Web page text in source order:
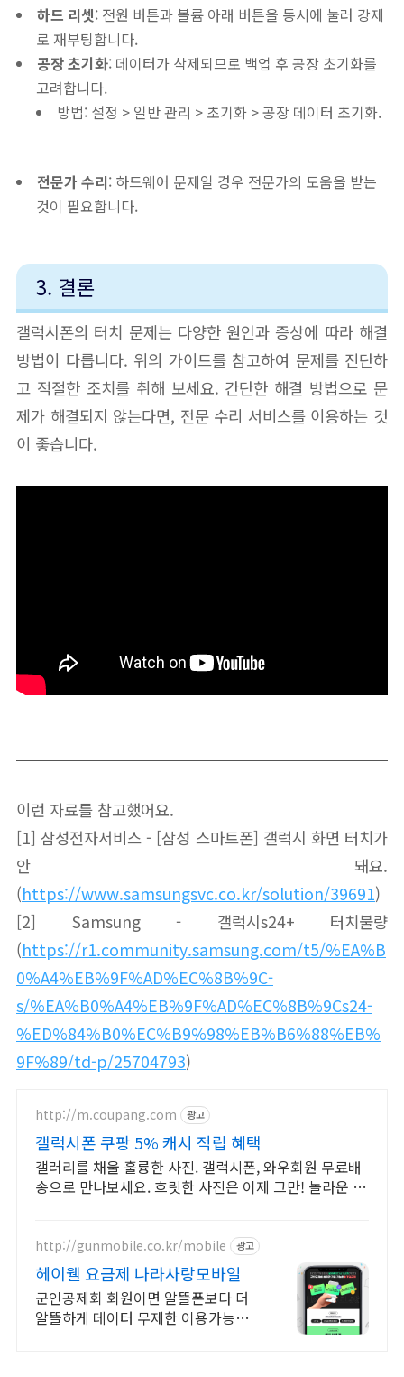
하드 리셋: 전원 버튼과 볼륨 아래 버튼을 동시에 눌러 강제
로 재부팅합니다.
공장 초기화: 데이터가 삭제되므로 백업 후 공장 초기화를
고려합니다.
방법: 설정 > 일반 관리 > 초기화 > 공장 데이터 초기화.
전문가 수리: 하드웨어 문제일 경우 전문가의 도움을 받는
것이 필요합니다.
3. 결론
갤럭시폰의 터치 문제는 다양한 원인과 증상에 따라 해결
방법이 다릅니다. 위의 가이드를 참고하여 문제를 진단하
고 적절한 조치를 취해 보세요. 간단한 해결 방법으로 문
제가 해결되지 않는다면, 전문 수리 서비스를 이용하는 것
이 좋습니다.
이런 자료를 참고했어요.
[1] 삼성전자서비스 - [삼성 스마트폰] 갤럭시 화면 터치가
안 돼요.
(https://www.samsungsvc.co.kr/solution/39691)
[2] Samsung - 갤럭시s24+ 터치불량
(https://r1.community.samsung.com/t5/%EA%B
0%A4%EB%9F%AD%EC%8B%9C-
s/%EA%B0%A4%EB%9F%AD%EC%8B%9Cs24-
%ED%84%B0%EC%B9%98%EB%B6%88%EB%
9F%89/td-p/25704793)
http://m.coupang.com 광고
갤럭시폰 쿠팡 5% 캐시 적립 혜택
갤러리를 채울 훌륭한 사진. 갤럭시폰, 와우회원 무료배
송으로 만나보세요. 흐릿한 사진은 이제 그만! 놀라운 카
http://gunmobile.co.kr/mobile 광고
헤이웰 요금제 나라사랑모바일
군인공제회 회원이면 알뜰폰보다 더
알뜰하게 데이터 무제한 이용가능한